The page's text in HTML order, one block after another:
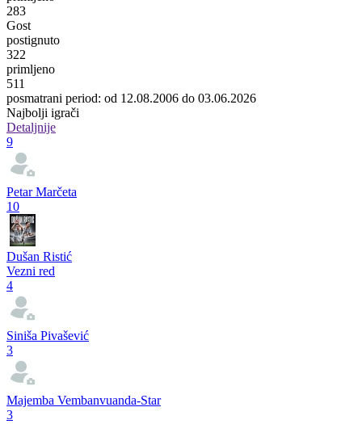
283
Gost
postignuto
322
primljeno
511
posmatrani period: od 12.08.2006 do 03.06.2026
Najbolji igrači
Detaljnije
9
Petar Marčeta
10
Dušan Ristić
Vezni red
4
Siniša Pivašević
3
Majemba Vembanvuanda-Star
3